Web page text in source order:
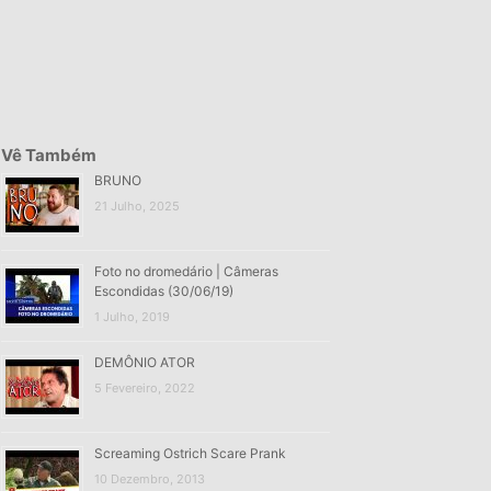
Vê Também
BRUNO
21 Julho, 2025
Foto no dromedário | Câmeras
Escondidas (30/06/19)
1 Julho, 2019
DEMÔNIO ATOR
5 Fevereiro, 2022
Screaming Ostrich Scare Prank
10 Dezembro, 2013